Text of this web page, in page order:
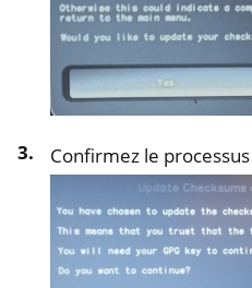
navigation of NextBox
navigation of NetHSM
navigation of NitroWall
navigation of NitroWall NW750
Confirmez le